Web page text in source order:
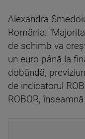
Alexandra
România:
de schimb va
un euro până la
dobândă,
de indicatorul
ROBOR,